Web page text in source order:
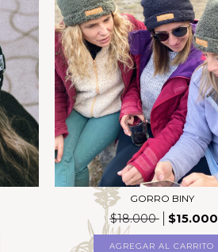
GORRO BINY
$18.000 $15.000
AGREGAR AL CARRITO